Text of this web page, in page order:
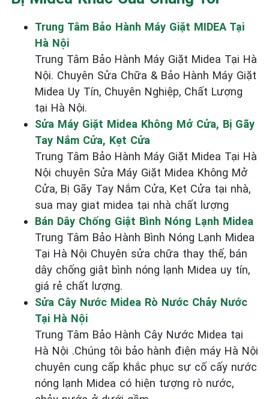
Trung Tâm Bảo Hành Máy Giặt MIDEA Tại
Hà Nội
Trung Tâm Bảo Hành Máy Giặt Midea Tại Hà
Nội. Chuyên Sửa Chữa & Bảo Hành Máy Giặt
Midea Uy Tín, Chuyên Nghiệp, Chất Lượng
tại Hà Nội.
Sửa Máy Giặt Midea Không Mở Cửa, Bị Gãy
Tay Nắm Cửa, Kẹt Cửa
Trung Tâm Bảo Hành Máy Giặt Midea Tại Hà
Nội chuyên Sửa Máy Giặt Midea Không Mở
Cửa, Bị Gãy Tay Nắm Cửa, Kẹt Cửa tại nhà,
sua may giat midea tại nhà chất lượng
Bán Dây Chống Giật Bình Nóng Lạnh Midea
Trung Tâm Bảo Hành Bình Nóng Lạnh Midea
Tại Hà Nội Chuyên sửa chữa thay thế, bán
dây chống giật bình nóng lạnh Midea uy tín,
giá rẻ chất lượng.
Sửa Cây Nước Midea Rò Nước Chảy Nước
Tại Hà Nội
Trung Tâm Bảo Hành Cây Nước Midea tại
Hà Nội .Chúng tôi bảo hành điện máy Hà Nội
chuyên cung cấp khắc phục sự cố cấy nước
nóng lạnh Midea có hiện tượng rò nước,